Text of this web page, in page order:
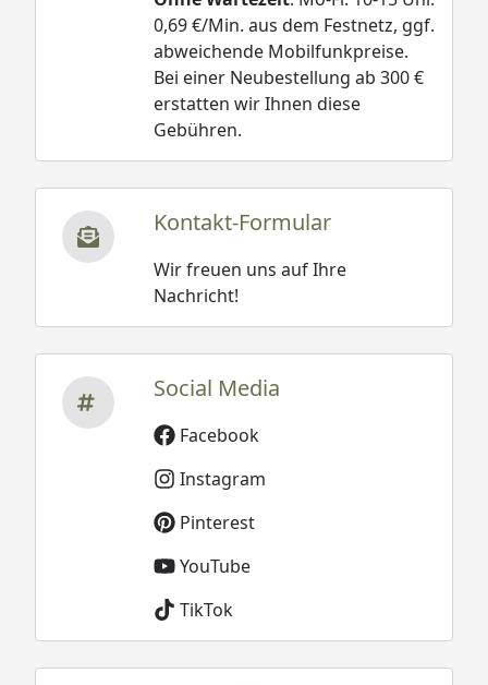
0,69 €/Min. aus dem Festnetz, ggf.
abweichende Mobilfunkpreise.
Bei einer Neubestellung ab 300 €
erstatten wir Ihnen diese
Gebühren.
Kontakt-Formular
Wir freuen uns auf Ihre
Nachricht!
Social Media
Facebook
Instagram
Pinterest
YouTube
TikTok